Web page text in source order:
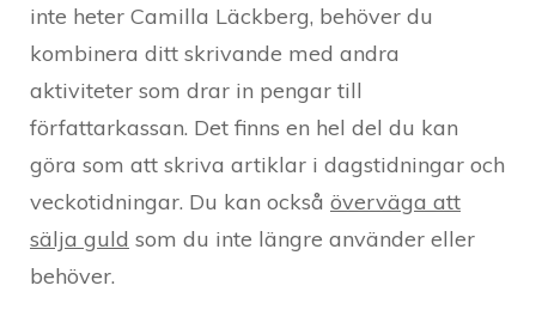
inte heter Camilla Läckberg, behöver du
kombinera ditt skrivande med andra
aktiviteter som drar in pengar till
författarkassan. Det finns en hel del du kan
göra som att skriva artiklar i dagstidningar och
veckotidningar. Du kan också överväga att
sälja guld som du inte längre använder eller
behöver.